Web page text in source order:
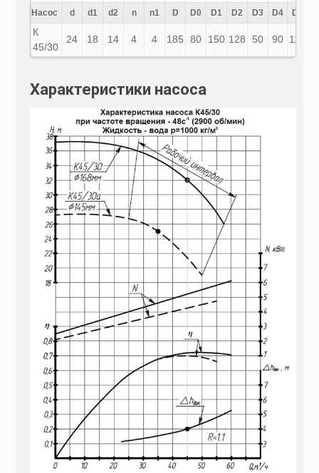
Насос d d1 d2 n n1 D D0 D1 D2 D3 D4 D5
К
45/30
24 18 14 4 4 185 80 150 128 50 90 110
Характеристики насоса